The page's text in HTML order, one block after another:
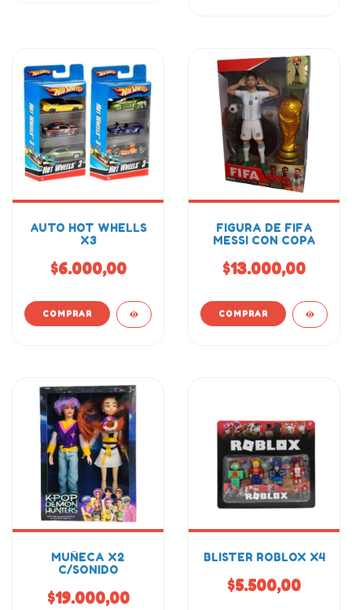
AUTO HOT WHELLS
X3
$6.000,00
FIGURA DE FIFA
MESSI CON COPA
$13.000,00
MUÑECA X2
C/SONIDO
$19.000,00
BLISTER ROBLOX X4
$5.500,00